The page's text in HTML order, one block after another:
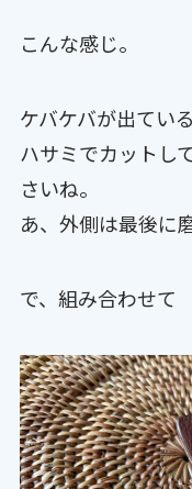
こんな感じ。
ケバケバが出てい
ハサミでカットし
さいね。
あ、外側は最後に
で、組み合わせて